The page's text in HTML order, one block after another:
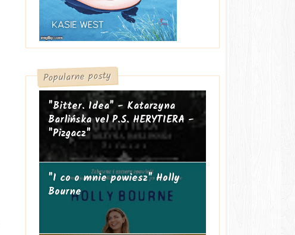
Popularne posty
"Bitter. Idea" - Katarzyna
Barlińska vel P.S. HERYTIERA -
"Pizgacz"
"I co o mnie powiesz" Holly
Bourne